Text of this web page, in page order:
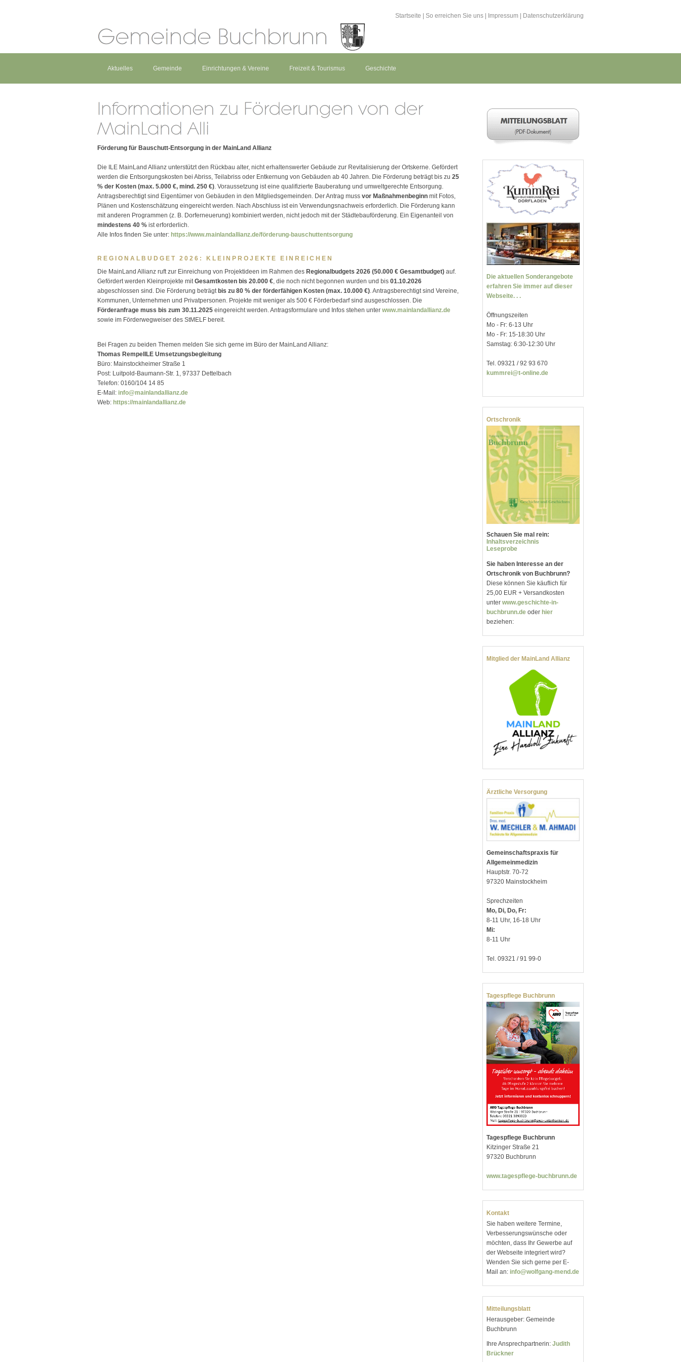
Startseite So erreichen Sie uns Impressum Datenschutzerklärung
Aktuelles Gemeinde Einrichtungen & Vereine Freizeit & Tourismus Geschichte
Förderung für Bauschutt-Entsorgung in der MainLand Allianz
Die ILE MainLand Allianz unterstützt den Rückbau alter, nicht erhaltenswerter Gebäude zur Revitalisierung der Ortskerne. Gefördert
werden die Entsorgungskosten bei Abriss, Teilabriss oder Entkernung von Gebäuden ab 40 Jahren. Die Förderung beträgt bis zu 25
% der Kosten (max. 5.000 €, mind. 250 €). Voraussetzung ist eine qualifizierte Bauberatung und umweltgerechte Entsorgung.
Antragsberechtigt sind Eigentümer von Gebäuden in den Mitgliedsgemeinden. Der Antrag muss vor Maßnahmenbeginn mit Fotos,
Plänen und Kostenschätzung eingereicht werden. Nach Abschluss ist ein Verwendungsnachweis erforderlich. Die Förderung kann
mit anderen Programmen (z. B. Dorferneuerung) kombiniert werden, nicht jedoch mit der Städtebauförderung. Ein Eigenanteil von
mindestens 40 % ist erforderlich.
Alle Infos finden Sie unter: https://www.mainlandallianz.de/förderung-bauschuttentsorgung
REGIONALBUDGET 2026: KLEINPROJEKTE EINREICHEN
Die MainLand Allianz ruft zur Einreichung von Projektideen im Rahmen des Regionalbudgets 2026 (50.000 € Gesamtbudget) auf.
Gefördert werden Kleinprojekte mitGesamtkosten bis 20.000 €, die noch nicht begonnen wurden und bis 01.10.2026
abgeschlossen sind. Die Förderung beträgt bis zu 80 % der förderfähigen Kosten (max. 10.000 €). Antragsberechtigt sind Vereine,
Kommunen, Unternehmen und Privatpersonen. Projekte mit weniger als 500 € Förderbedarf sind ausgeschlossen. Die
Förderanfrage muss bis zum 30.11.2025 eingereicht werden. Antragsformulare und Infos stehen unter www.mainlandallianz.de
sowie im Förderwegweiser des StMELF bereit.
Bei Fragen zu beiden Themen melden Sie sich gerne im Büro der MainLand Allianz:
Thomas RempelILE Umsetzungsbegleitung
Büro: Mainstockheimer Straße 1
Post: Luitpold-Baumann-Str. 1, 97337 Dettelbach
Telefon: 0160/104 14 85
E-Mail: info@mainlandallianz.de
Web: https://mainlandallianz.de
Die aktuellen Sonderangebote
erfahren Sie immer auf dieser
Webseite. . .
Öffnungszeiten
Mo - Fr: 6-13 Uhr
Mo - Fr: 15-18:30 Uhr
Samstag: 6:30-12:30 Uhr
Tel. 09321 / 92 93 670
kummrei@t-online.de
Ortschronik
Schauen Sie mal rein:
Inhaltsverzeichnis
Leseprobe
Sie haben Interesse an der
Ortschronik von Buchbrunn?
Diese können Sie käuflich für
25,00 EUR + Versandkosten
unter www.geschichte-in-
buchbrunn.de oder hier
beziehen:
Mitglied der MainLand Allianz
Ärztliche Versorgung
Gemeinschaftspraxis für
Allgemeinmedizin
Hauptstr. 70-72
97320 Mainstockheim
Sprechzeiten
Mo, Di, Do, Fr:
8-11 Uhr, 16-18 Uhr
Mi:
8-11 Uhr
Tel. 09321 / 91 99-0
Tagespflege Buchbrunn
Tagespflege Buchbrunn
Kitzinger Straße 21
97320 Buchbrunn
www.tagespflege-buchbrunn.de
Kontakt
Sie haben weitere Termine,
Verbesserungswünsche oder
möchten, dass Ihr Gewerbe auf
der Webseite integriert wird?
Wenden Sie sich gerne per E-
Mail an: info@wolfgang-mend.de
Mitteilungsblatt
Herausgeber: Gemeinde
Buchbrunn
Ihre Ansprechpartnerin: Judith
Brückner